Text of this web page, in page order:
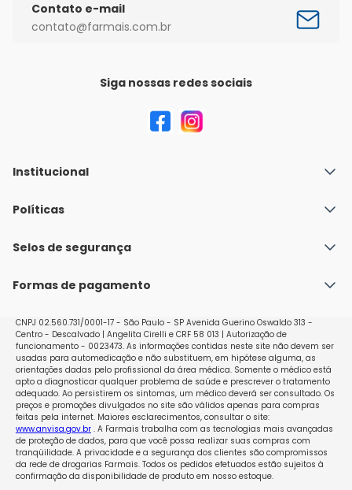
Contato e-mail
contato@farmais.com.br
Siga nossas redes sociais
Institucional
Quem Somos
Nossas lojas
Políticas
Política de Envio
Políticas de Trocas e Devoluções
Selos de segurança
Formas de pagamento
CNPJ 02.560.731/0001-17 - São Paulo - SP Avenida Guerino Oswaldo 313 -
Centro - Descalvado | Angelita Cirelli e CRF 58 013 | Autorização de
funcionamento - 0023473. As informações contidas neste site não devem ser
usadas para automedicação e não substituem, em hipótese alguma, as
orientações dadas pelo profissional da área médica. Somente o médico está
apto a diagnosticar qualquer problema de saúde e prescrever o tratamento
adequado. Ao persistirem os sintomas, um médico deverá ser consultado. Os
preços e promoções divulgados no site são válidos apenas para compras
feitas pela internet. Maiores esclarecimentos, consultar o site:
www.anvisa.gov.br. A Farmais trabalha com as tecnologias mais avançadas
de proteção de dados, para que você possa realizar suas compras com
tranqüilidade. A privacidade e a segurança dos clientes são compromissos
da rede de drogarias Farmais. Todos os pedidos efetuados estão sujeitos à
confirmação da disponibilidade de produto em nosso estoque.